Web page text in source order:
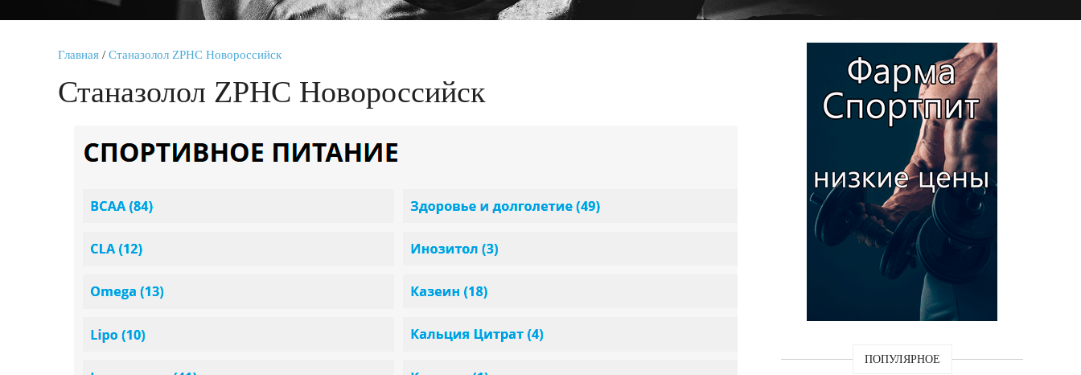
Главная / Станазолол ZPHC Новороссийск
Станазолол ZPHC Новороссийск
ПОПУЛЯРНОЕ